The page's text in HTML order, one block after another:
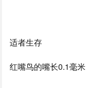
适者生存
红嘴鸟的嘴长0.1毫米